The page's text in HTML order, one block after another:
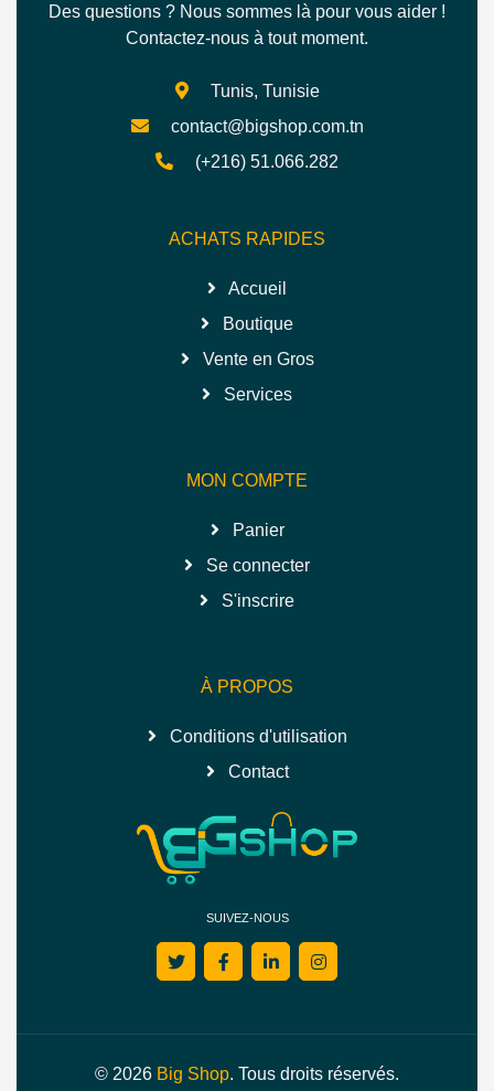
Des questions ? Nous sommes là pour vous aider !
Contactez-nous à tout moment.
Tunis, Tunisie
contact@bigshop.com.tn
(+216) 51.066.282
ACHATS RAPIDES
Accueil
Boutique
Vente en Gros
Services
MON COMPTE
Panier
Se connecter
S'inscrire
À PROPOS
Conditions d'utilisation
Contact
SUIVEZ-NOUS
© 2026 Big Shop. Tous droits réservés.